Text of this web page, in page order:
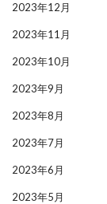
2023年12月
2023年11月
2023年10月
2023年9月
2023年8月
2023年7月
2023年6月
2023年5月